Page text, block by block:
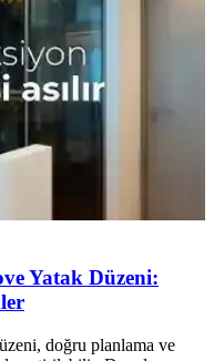
Yatak Düzeni:
doğru planlama ve